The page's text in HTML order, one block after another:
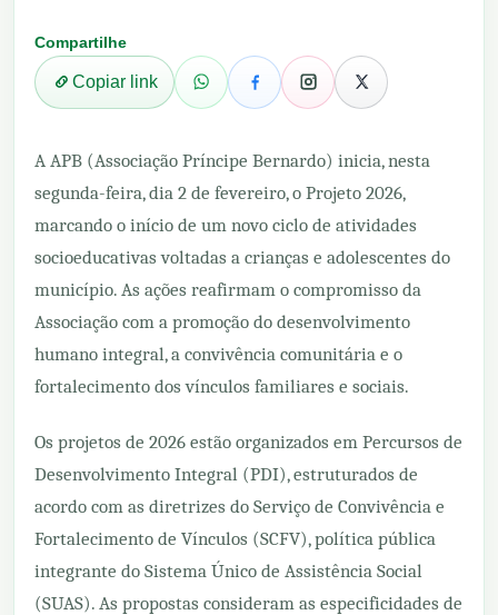
Compartilhe
Copiar link
A APB (Associação Príncipe Bernardo) inicia, nesta
segunda-feira, dia 2 de fevereiro, o Projeto 2026,
marcando o início de um novo ciclo de atividades
socioeducativas voltadas a crianças e adolescentes do
município. As ações reafirmam o compromisso da
Associação com a promoção do desenvolvimento
humano integral, a convivência comunitária e o
fortalecimento dos vínculos familiares e sociais.
Os projetos de 2026 estão organizados em Percursos de
Desenvolvimento Integral (PDI), estruturados de
acordo com as diretrizes do Serviço de Convivência e
Fortalecimento de Vínculos (SCFV), política pública
integrante do Sistema Único de Assistência Social
(SUAS). As propostas consideram as especificidades de